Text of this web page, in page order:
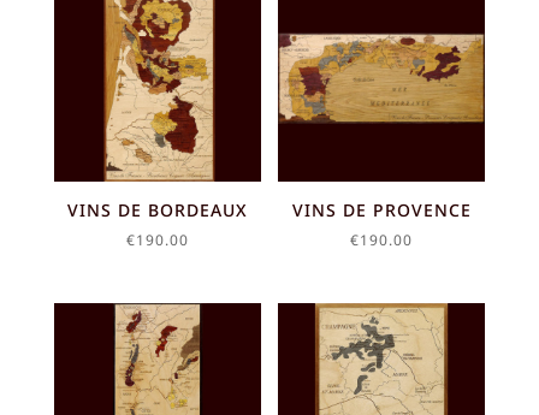
VINS DE BORDEAUX
€190.00
VINS DE PROVENCE
€190.00